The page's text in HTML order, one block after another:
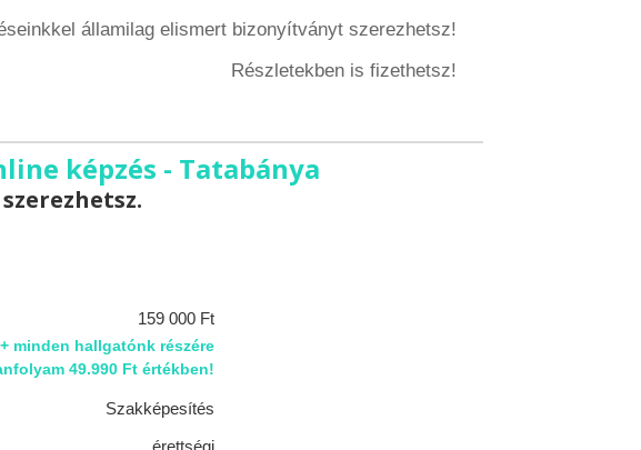
államilag elismert bizonyítványt szerezhetsz!
Részletekben is fizethetsz!
képzés - Tatabánya
159 000 Ft
minden hallgatónk részére
49.990 Ft értékben!
Szakképesítés
érettségi